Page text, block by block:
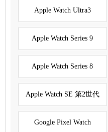
Apple Watch Ultra3
Apple Watch Series 9
Apple Watch Series 8
Apple Watch SE 第2世代
Google Pixel Watch